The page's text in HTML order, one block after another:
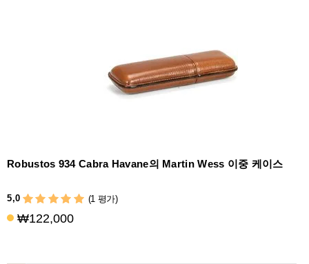
Robustos 934 Cabra Havane의 Martin Wess 이중 케이스
5,0 (1 평가)
₩122,000